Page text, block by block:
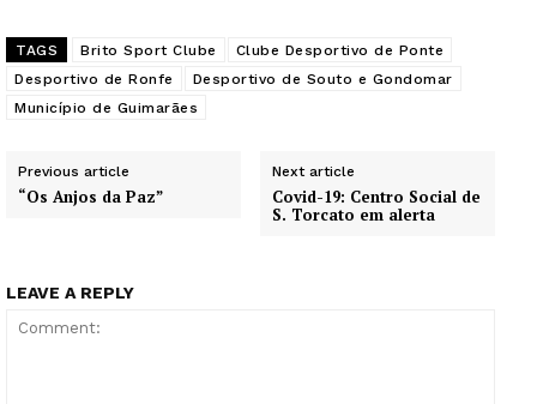
TAGS Brito Sport Clube
Clube Desportivo de Ponte
Desportivo de Ronfe
Desportivo de Souto e Gondomar
Município de Guimarães
Previous article
“Os Anjos da Paz”
Next article
Covid-19: Centro Social de
S. Torcato em alerta
LEAVE A REPLY